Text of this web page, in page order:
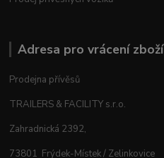
Adresa pro vrácení zboží
Prodejna přívěsů
TRAILERS & FACILITY s.r.o.
Zahradnická 2392,
73801 Frýdek-Místek / Zelinkovice